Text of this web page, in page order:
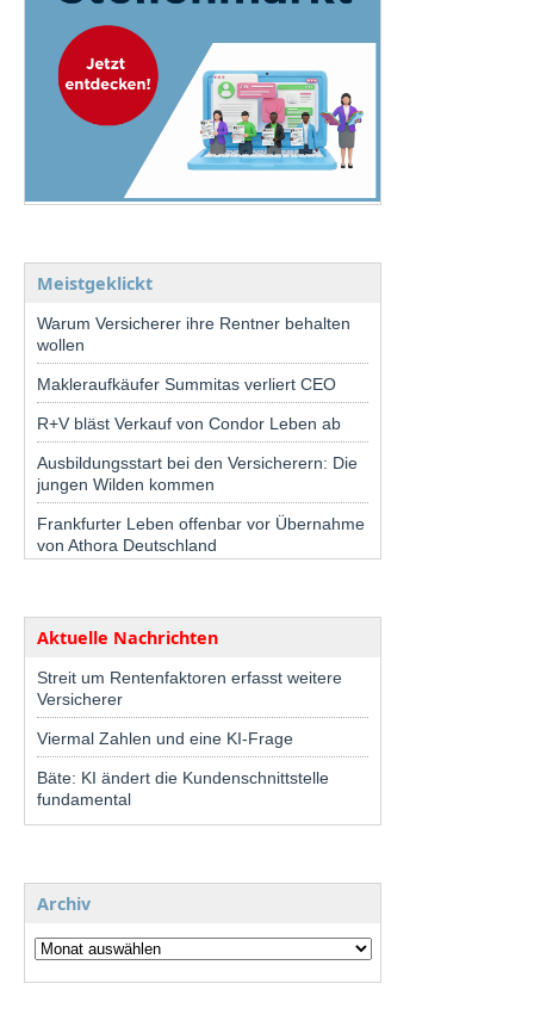
Meistgeklickt
Warum Versicherer ihre Rentner behalten
wollen
Makleraufkäufer Summitas verliert CEO
R+V bläst Verkauf von Condor Leben ab
Ausbildungsstart bei den Versicherern: Die
jungen Wilden kommen
Frankfurter Leben offenbar vor Übernahme
von Athora Deutschland
Aktuelle Nachrichten
Streit um Rentenfaktoren erfasst weitere
Versicherer
Viermal Zahlen und eine KI-Frage
Bäte: KI ändert die Kundenschnittstelle
fundamental
Archiv